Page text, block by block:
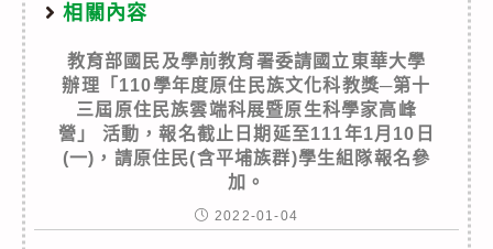
相關內容
教育部國民及學前教育署委請國立東華大學
辦理「110學年度原住民族文化科教獎─第十
三屆原住民族雲端科展暨原生科學家高峰
營」 活動，報名截止日期延至111年1月10日
(一)，請原住民(含平埔族群)學生組隊報名參
加。
2022-01-04